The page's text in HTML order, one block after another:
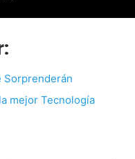
Sorprenderán
mejor Tecnología